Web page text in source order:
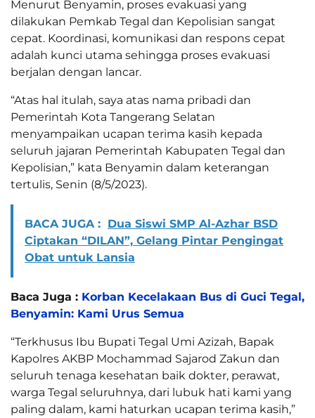
Menurut Benyamin, proses evakuasi yang
dilakukan Pemkab Tegal dan Kepolisian sangat
cepat. Koordinasi, komunikasi dan respons cepat
adalah kunci utama sehingga proses evakuasi
berjalan dengan lancar.
“Atas hal itulah, saya atas nama pribadi dan
Pemerintah Kota Tangerang Selatan
menyampaikan ucapan terima kasih kepada
seluruh jajaran Pemerintah Kabupaten Tegal dan
Kepolisian,” kata Benyamin dalam keterangan
tertulis, Senin (8/5/2023).
BACA JUGA : Dua Siswi SMP Al-Azhar BSD
Ciptakan “DILAN”, Gelang Pintar Pengingat
Obat untuk Lansia
Baca Juga : Korban Kecelakaan Bus di Guci Tegal,
Benyamin: Kami Urus Semua
“Terkhusus Ibu Bupati Tegal Umi Azizah, Bapak
Kapolres AKBP Mochammad Sajarod Zakun dan
seluruh tenaga kesehatan baik dokter, perawat,
warga Tegal seluruhnya, dari lubuk hati kami yang
paling dalam, kami haturkan ucapan terima kasih,”